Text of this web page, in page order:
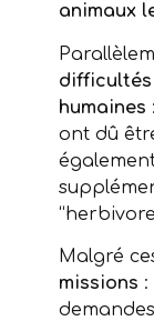
animaux
difficultés
humaines
ont dû
Malgré
missions :